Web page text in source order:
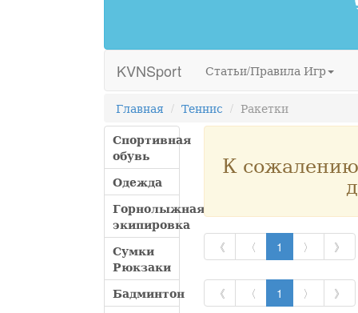
KVNSport Статьи/Правила Игр
Главная Теннис
Ракетки
Спортивная
обувь
Одежда
Горнолыжная
экипировка
Сумки
Рюкзаки
Бадминтон
К
《 〈 1 〉 》
《 〈 1 〉 》